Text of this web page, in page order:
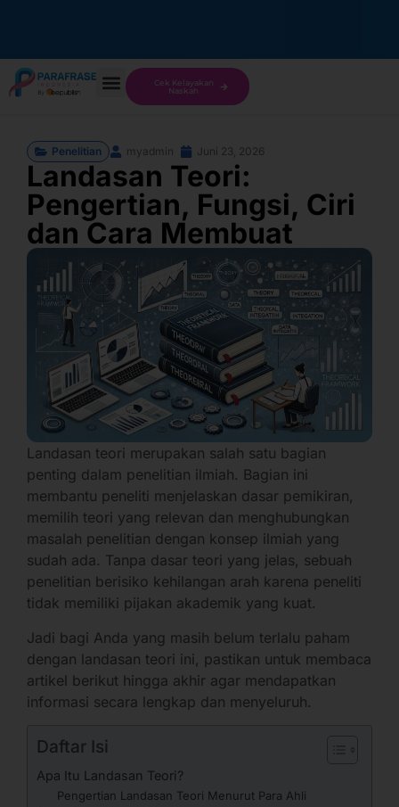
Cek Kelayakan
Naskah
Penelitian myadmin Juni 23, 2026
Landasan Teori:
Pengertian, Fungsi, Ciri
dan Cara Membuat
Landasan teori merupakan salah satu bagian
penting dalam penelitian ilmiah. Bagian ini
membantu peneliti menjelaskan dasar pemikiran,
memilih teori yang relevan dan menghubungkan
masalah penelitian dengan konsep ilmiah yang
sudah ada. Tanpa dasar teori yang jelas, sebuah
penelitian berisiko kehilangan arah karena peneliti
tidak memiliki pijakan akademik yang kuat.
Jadi bagi Anda yang masih belum terlalu paham
dengan landasan teori ini, pastikan untuk membaca
artikel berikut hingga akhir agar mendapatkan
informasi secara lengkap dan menyeluruh.
Daftar Isi
Apa Itu Landasan Teori?
Pengertian Landasan Teori Menurut Para Ahli